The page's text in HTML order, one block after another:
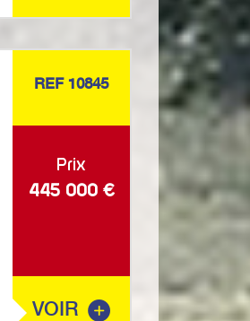
REF 10845
Prix
445 000 €
VOIR